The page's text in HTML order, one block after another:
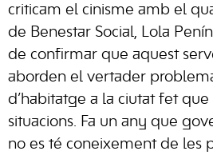
criticam el cinisme amb el
de Benestar Social, Lola
de confirmar que aquest
aborden el vertader
d’habitatge a la ciutat fet
situacions. Fa un any que
no es té coneixement de les